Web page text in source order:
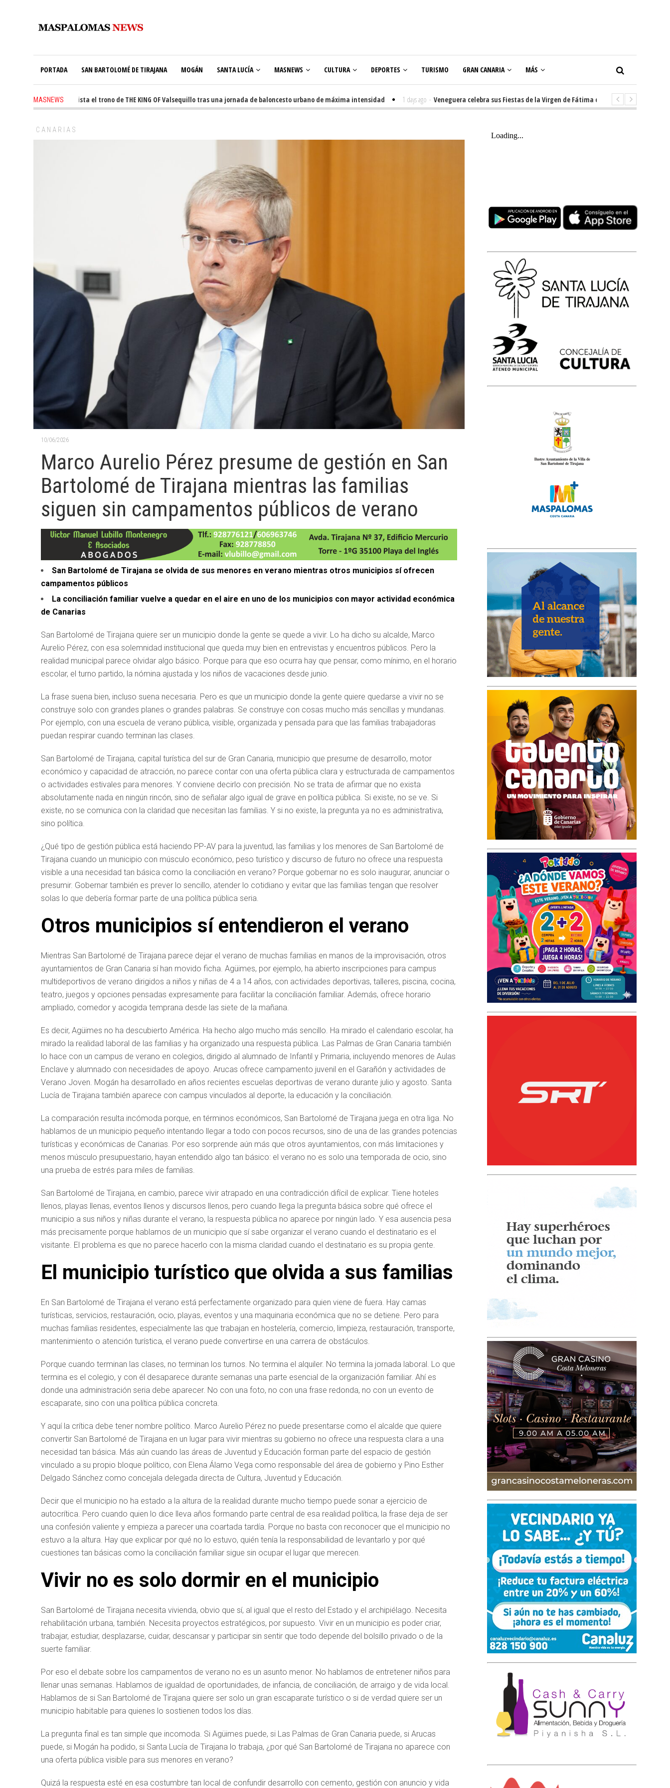
PORTADA SAN BARTOLOMÉ DE TIRAJANA MOGÁN SANTA LUCÍA MASNEWS CULTURA DEPORTES TURISMO GRAN CANARIA MÁS
MASNEWS
Ale Martín conquista el trono de THE KING OF Valsequillo tras una jornada de baloncesto urbano de máxima intensidad 1 days ago - Veneguera celebra sus Fiestas de la Virgen de Fátima con diez días de tradición,
CANARIAS
10/06/2026
Marco Aurelio Pérez presume de gestión en San
Bartolomé de Tirajana mientras las familias
siguen sin campamentos públicos de verano
San Bartolomé de Tirajana se olvida de sus menores en verano mientras otros municipios sí ofrecen
campamentos públicos
La conciliación familiar vuelve a quedar en el aire en uno de los municipios con mayor actividad económica
de Canarias
San Bartolomé de Tirajana quiere ser un municipio donde la gente se quede a vivir. Lo ha dicho su alcalde, Marco
Aurelio Pérez, con esa solemnidad institucional que queda muy bien en entrevistas y encuentros públicos. Pero la
realidad municipal parece olvidar algo básico. Porque para que eso ocurra hay que pensar, como mínimo, en el horario
escolar, el turno partido, la nómina ajustada y los niños de vacaciones desde junio.
La frase suena bien, incluso suena necesaria. Pero es que un municipio donde la gente quiere quedarse a vivir no se
construye solo con grandes planes o grandes palabras. Se construye con cosas mucho más sencillas y mundanas.
Por ejemplo, con una escuela de verano pública, visible, organizada y pensada para que las familias trabajadoras
puedan respirar cuando terminan las clases.
San Bartolomé de Tirajana, capital turística del sur de Gran Canaria, municipio que presume de desarrollo, motor
económico y capacidad de atracción, no parece contar con una oferta pública clara y estructurada de campamentos
o actividades estivales para menores. Y conviene decirlo con precisión. No se trata de afirmar que no exista
absolutamente nada en ningún rincón, sino de señalar algo igual de grave en política pública. Si existe, no se ve. Si
existe, no se comunica con la claridad que necesitan las familias. Y si no existe, la pregunta ya no es administrativa,
sino política.
¿Qué tipo de gestión pública está haciendo PP-AV para la juventud, las familias y los menores de San Bartolomé de
Tirajana cuando un municipio con músculo económico, peso turístico y discurso de futuro no ofrece una respuesta
visible a una necesidad tan básica como la conciliación en verano? Porque gobernar no es solo inaugurar, anunciar o
presumir. Gobernar también es prever lo sencillo, atender lo cotidiano y evitar que las familias tengan que resolver
solas lo que debería formar parte de una política pública seria.
Otros municipios sí entendieron el verano
Mientras San Bartolomé de Tirajana parece dejar el verano de muchas familias en manos de la improvisación, otros
ayuntamientos de Gran Canaria sí han movido ficha. Agüimes, por ejemplo, ha abierto inscripciones para campus
multideportivos de verano dirigidos a niños y niñas de 4 a 14 años, con actividades deportivas, talleres, piscina, cocina,
teatro, juegos y opciones pensadas expresamente para facilitar la conciliación familiar. Además, ofrece horario
ampliado, comedor y acogida temprana desde las siete de la mañana.
Es decir, Agüimes no ha descubierto América. Ha hecho algo mucho más sencillo. Ha mirado el calendario escolar, ha
mirado la realidad laboral de las familias y ha organizado una respuesta pública. Las Palmas de Gran Canaria también
lo hace con un campus de verano en colegios, dirigido al alumnado de Infantil y Primaria, incluyendo menores de Aulas
Enclave y alumnado con necesidades de apoyo. Arucas ofrece campamento juvenil en el Garañón y actividades de
Verano Joven. Mogán ha desarrollado en años recientes escuelas deportivas de verano durante julio y agosto. Santa
Lucía de Tirajana también aparece con campus vinculados al deporte, la educación y la conciliación.
La comparación resulta incómoda porque, en términos económicos, San Bartolomé de Tirajana juega en otra liga. No
hablamos de un municipio pequeño intentando llegar a todo con pocos recursos, sino de una de las grandes potencias
turísticas y económicas de Canarias. Por eso sorprende aún más que otros ayuntamientos, con más limitaciones y
menos músculo presupuestario, hayan entendido algo tan básico: el verano no es solo una temporada de ocio, sino
una prueba de estrés para miles de familias.
San Bartolomé de Tirajana, en cambio, parece vivir atrapado en una contradicción difícil de explicar. Tiene hoteles
llenos, playas llenas, eventos llenos y discursos llenos, pero cuando llega la pregunta básica sobre qué ofrece el
municipio a sus niños y niñas durante el verano, la respuesta pública no aparece por ningún lado. Y esa ausencia pesa
más precisamente porque hablamos de un municipio que sí sabe organizar el verano cuando el destinatario es el
visitante. El problema es que no parece hacerlo con la misma claridad cuando el destinatario es su propia gente.
El municipio turístico que olvida a sus familias
En San Bartolomé de Tirajana el verano está perfectamente organizado para quien viene de fuera. Hay camas
turísticas, servicios, restauración, ocio, playas, eventos y una maquinaria económica que no se detiene. Pero para
muchas familias residentes, especialmente las que trabajan en hostelería, comercio, limpieza, restauración, transporte,
mantenimiento o atención turística, el verano puede convertirse en una carrera de obstáculos.
Porque cuando terminan las clases, no terminan los turnos. No termina el alquiler. No termina la jornada laboral. Lo que
termina es el colegio, y con él desaparece durante semanas una parte esencial de la organización familiar. Ahí es
donde una administración seria debe aparecer. No con una foto, no con una frase redonda, no con un evento de
escaparate, sino con una política pública concreta.
Y aquí la crítica debe tener nombre político. Marco Aurelio Pérez no puede presentarse como el alcalde que quiere
convertir San Bartolomé de Tirajana en un lugar para vivir mientras su gobierno no ofrece una respuesta clara a una
necesidad tan básica. Más aún cuando las áreas de Juventud y Educación forman parte del espacio de gestión
vinculado a su propio bloque político, con Elena Álamo Vega como responsable del área de gobierno y Pino Esther
Delgado Sánchez como concejala delegada directa de Cultura, Juventud y Educación.
Decir que el municipio no ha estado a la altura de la realidad durante mucho tiempo puede sonar a ejercicio de
autocrítica. Pero cuando quien lo dice lleva años formando parte central de esa realidad política, la frase deja de ser
una confesión valiente y empieza a parecer una coartada tardía. Porque no basta con reconocer que el municipio no
estuvo a la altura. Hay que explicar por qué no lo estuvo, quién tenía la responsabilidad de levantarlo y por qué
cuestiones tan básicas como la conciliación familiar sigue sin ocupar el lugar que merecen.
Vivir no es solo dormir en el municipio
San Bartolomé de Tirajana necesita vivienda, obvio que sí, al igual que el resto del Estado y el archipiélago. Necesita
rehabilitación urbana, también. Necesita proyectos estratégicos, por supuesto. Vivir en un municipio es poder criar,
trabajar, estudiar, desplazarse, cuidar, descansar y participar sin sentir que todo depende del bolsillo privado o de la
suerte familiar.
Por eso el debate sobre los campamentos de verano no es un asunto menor. No hablamos de entretener niños para
llenar unas semanas. Hablamos de igualdad de oportunidades, de infancia, de conciliación, de arraigo y de vida local.
Hablamos de si San Bartolomé de Tirajana quiere ser solo un gran escaparate turístico o si de verdad quiere ser un
municipio habitable para quienes lo sostienen todos los días.
La pregunta final es tan simple que incomoda. Si Agüimes puede, si Las Palmas de Gran Canaria puede, si Arucas
puede, si Mogán ha podido, si Santa Lucía de Tirajana lo trabaja, ¿por qué San Bartolomé de Tirajana no aparece con
una oferta pública visible para sus menores en verano?
Quizá la respuesta esté en esa costumbre tan local de confundir desarrollo con cemento, gestión con anuncio y vida